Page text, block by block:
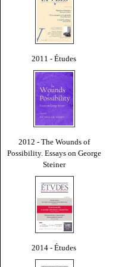
2011 - Études
2012 - The Wounds of
Possibility. Essays on George
Steiner
2014 - Études